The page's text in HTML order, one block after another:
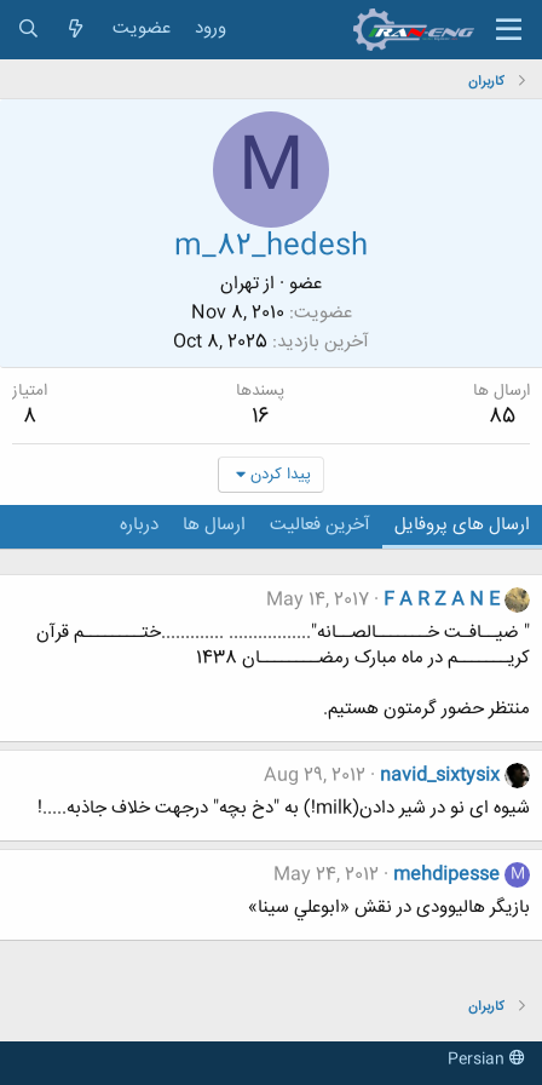
ورود عضویت
کاربران
M
m_82_hedesh
عضو · ازتهران
عضویت Nov 8, 2010
آخرین بازدید Oct 8, 2025
ارسال ها
85
پسندها
16
امتیاز
8
پیدا کردن
ارسال های پروفایل آخرین فعالیت ارسال ها درباره
F A R Z A N E
May 14, 2017
" ضیــافـت خـــــــالصــانه"................. .............ختــــــــم قرآن
کریـــــــم در ماه مبارک رمضــــــــان 1438
منتظر حضور گرمتون هستیم.
navid_sixtysix
Aug 29, 2012
شیوه ای نو در شیر دادن(milk!) به "دخ بچه" درجهت خلاف جاذبه.....!
M
mehdipesse
May 24, 2012
بازیگر هالیوودی در نقش «ابوعلي سينا»
کاربران